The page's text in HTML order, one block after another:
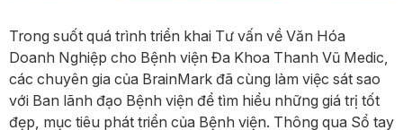
Trong suốt quá trình triển khai Tư vấn về Văn Hóa
Doanh Nghiệp cho Bệnh viện Đa Khoa Thanh Vũ Medic,
các chuyên gia của BrainMark đã cùng làm việc sát sao
với Ban lãnh đạo Bệnh viện để tìm hiểu những giá trị tốt
đẹp, mục tiêu phát triển của Bệnh viện. Thông qua Sổ tay